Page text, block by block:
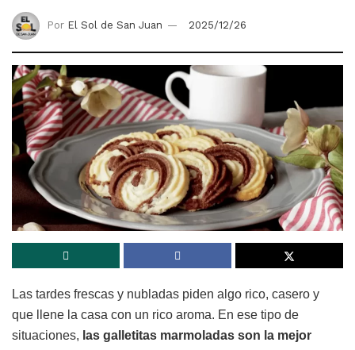
Por El Sol de San Juan 2025/12/26
Las tardes frescas y nubladas piden algo rico, casero y
que llene la casa con un rico aroma. En ese tipo de
situaciones, las galletitas marmoladas son la mejor